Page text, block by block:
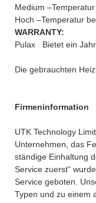
Medium
Hoch –Temperatur
WARRANTY:
Pulax Bietet ein
Die gebrauchten
Firmeninformation
UTK Technology
Unternehmen, das
ständige Einhaltung
Service zuerst“
Service geboten.
Typen und zu einem